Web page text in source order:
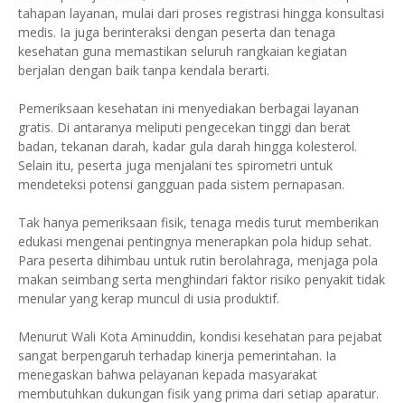
tahapan layanan, mulai dari proses registrasi hingga konsultasi
medis. Ia juga berinteraksi dengan peserta dan tenaga
kesehatan guna memastikan seluruh rangkaian kegiatan
berjalan dengan baik tanpa kendala berarti.
Pemeriksaan kesehatan ini menyediakan berbagai layanan
gratis. Di antaranya meliputi pengecekan tinggi dan berat
badan, tekanan darah, kadar gula darah hingga kolesterol.
Selain itu, peserta juga menjalani tes spirometri untuk
mendeteksi potensi gangguan pada sistem pernapasan.
Tak hanya pemeriksaan fisik, tenaga medis turut memberikan
edukasi mengenai pentingnya menerapkan pola hidup sehat.
Para peserta dihimbau untuk rutin berolahraga, menjaga pola
makan seimbang serta menghindari faktor risiko penyakit tidak
menular yang kerap muncul di usia produktif.
Menurut Wali Kota Aminuddin, kondisi kesehatan para pejabat
sangat berpengaruh terhadap kinerja pemerintahan. Ia
menegaskan bahwa pelayanan kepada masyarakat
membutuhkan dukungan fisik yang prima dari setiap aparatur.